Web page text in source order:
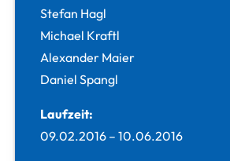
Stefan Hagl
Michael Kraftl
Alexander Maier
Daniel Spangl
Laufzeit:
09.02.2016 –10.06.2016